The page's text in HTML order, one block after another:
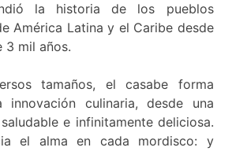
la historia de los pueblos
América Latina y el Caribe desde
3 mil años.
tamaños, el casabe forma
culinaria, desde una
e infinitamente deliciosa.
el alma en cada mordisco: y